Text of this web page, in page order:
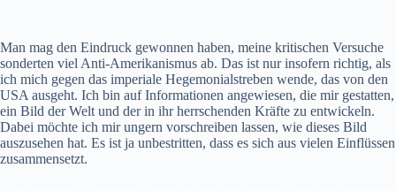
Man mag den Eindruck gewonnen haben, meine kritischen Versuche
sonderten viel Anti-Amerikanismus ab. Das ist nur insofern richtig, als
ich mich gegen das imperiale Hegemonialstreben wende, das von den
USA ausgeht. Ich bin auf Informationen angewiesen, die mir gestatten,
ein Bild der Welt und der in ihr herrschenden Kräfte zu entwickeln.
Dabei möchte ich mir ungern vorschreiben lassen, wie dieses Bild
auszusehen hat. Es ist ja unbestritten, dass es sich aus vielen Einflüssen
zusammensetzt.